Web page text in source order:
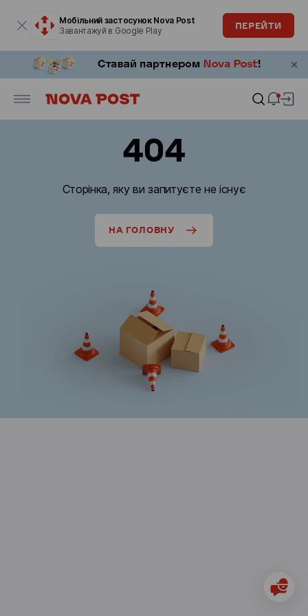
Мобільний застосунок Nova Post
Завантажуй в Google Play
ПЕРЕЙТИ
404
Сторінка, яку ви запитуєте не існує
НА ГОЛОВНУ